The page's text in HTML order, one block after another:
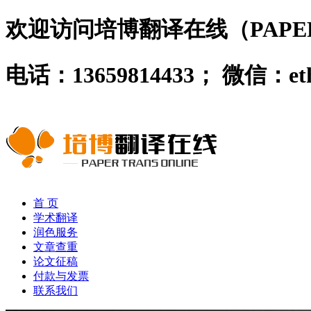
欢迎访问培博翻译在线（
电话：13659814433； 微信：
首 页
学术翻译
润色服务
文章查重
论文征稿
付款与发票
联系我们